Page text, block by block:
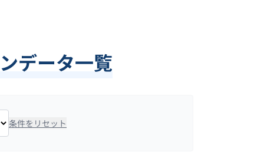
データ一覧
条件をリセット